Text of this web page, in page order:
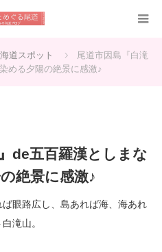
道スポット
尾道市因島『白滝
める夕陽の絶景に感激♪
de五百羅漢としまな
絶景に感激♪
眼路広し、島あれば海、海あれ
滝山。